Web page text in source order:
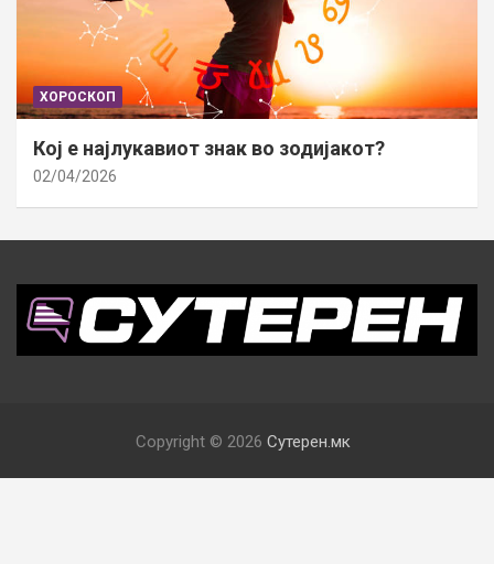
ХОРОСКОП
Кој е најлукавиот знак во зодијакот?
02/04/2026
Copyright © 2026 Сутерен.мк